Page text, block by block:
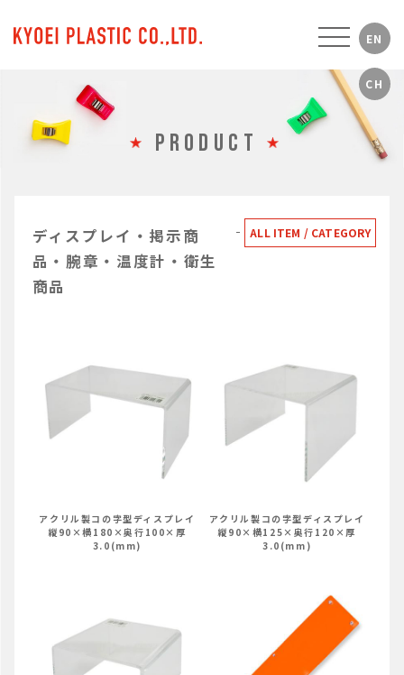
PRODUCT
ディスプレイ・掲示商
品・腕章・温度計・衛生
商品
ALL ITEM / CATEGORY
アクリル製コの字型ディスプレイ
縦90×横180×奥行100×厚
3.0(mm)
アクリル製コの字型ディスプレイ
縦90×横125×奥行120×厚
3.0(mm)